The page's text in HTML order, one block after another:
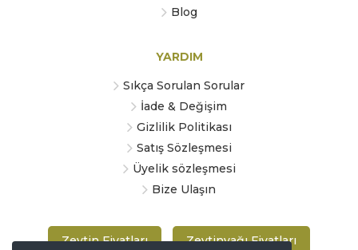
Blog
YARDIM
Sıkça Sorulan Sorular
İade & Değişim
Gizlilik Politikası
Satış Sözleşmesi
Üyelik sözleşmesi
Bize Ulaşın
Zeytin Fiyatları Zeytinyağı Fiyatları